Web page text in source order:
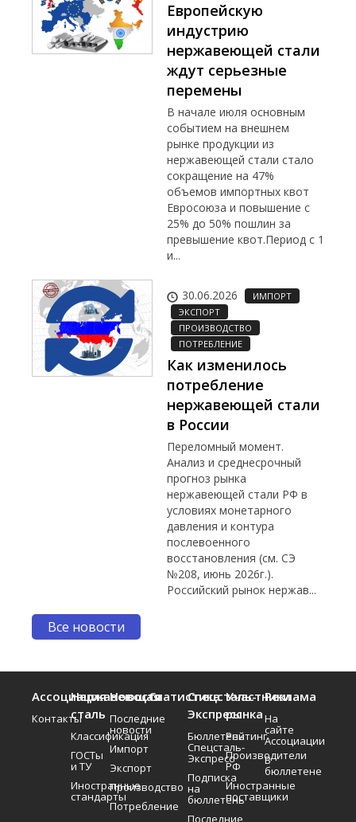
Европейскую
индустрию
нержавеющей стали
ждут серьезные
перемены
В начале июля основным
событием на внешнем
рынке продукции из
нержавеющей стали стало
сокращение на 47%
объемов импортных квот
Евросоюза и повышение с
25% до 50% пошлин за
превышение квот.Период с 1
и...
30.06.2026
ИМПОРТ
ЭКСПОРТ
ПРОИЗВОДСТВО
ПОТРЕБЛЕНИЕ
Как изменилось
потребление
нержавеющей стали
в России
Переломный момент.
Анализ и среднесрочный
прогноз рынка
нержавеющей стали РФ в
условиях монетарного
давления и контура
послевоенного
восстановления (см. СЭ
№208, июнь 2026г.).
Российский рынок нержав...
Все новости
Ассоциация
Контакты
Нержавеющая
сталь
Классификация
ГОСТы
и ТУ
Иностранные
стандарты
Новости
Последние
новости
Импорт
Экспорт
Производство
Потребление
СтатистикаСпецсталь-
Экспресс
Бюллетень
Спецсталь-
Экспресс
Подписка
на
бюллетень
Последние
Участники
рынка
Рейтинг
Производители
РФ
Иностранные
поставщики
Реклама
На
сайте
Ассоциации
В
бюллетене